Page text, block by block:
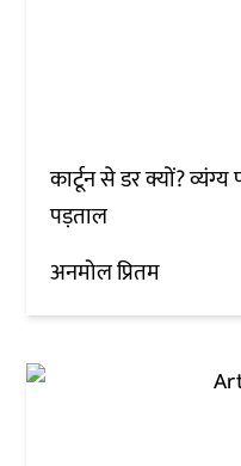
कार्टून से डर क्यों?
पड़ताल
अनमोल प्रितम